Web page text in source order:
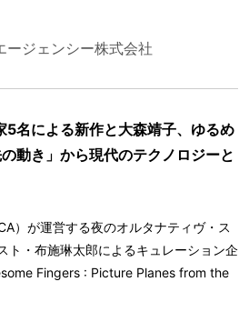
）
ージェンシー株式会社
名による新作と大森靖子、ゆるめ
動き」から現代のテクノロジーと
）が運営する夜のオルタナティヴ・ス
・布施琳太郎によるキュレーション企
Fingers : Picture Planes from the